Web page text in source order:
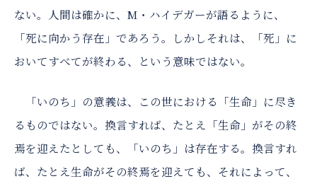
ない。人間は確かに、M・ハイデガーが語るように、
「死に向かう存在」であろう。しかしそれは、「死」に
おいてすべてが終わる、という意味ではない。
「いのち」の意義は、この世における「生命」に尽き
るものではない。換言すれば、たとえ「生命」がその終
焉を迎えたとしても、「いのち」は存在する。換言すれ
ば、たとえ生命がその終焉を迎えても、それによって、